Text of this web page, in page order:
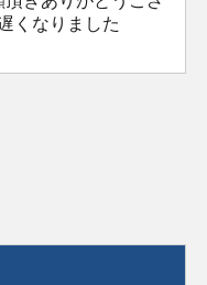
くなりました